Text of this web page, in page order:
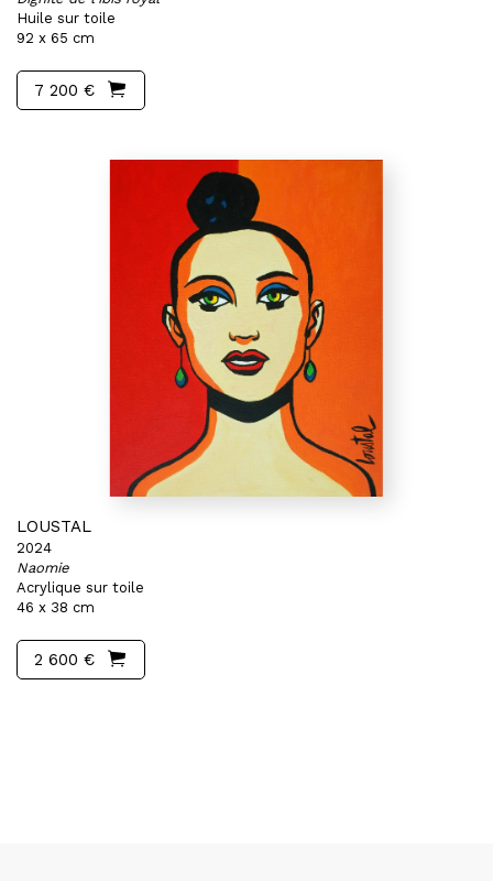
Huile sur toile
92 x 65 cm
7 200 €
LOUSTAL
2024
Naomie
Acrylique sur toile
46 x 38 cm
2 600 €